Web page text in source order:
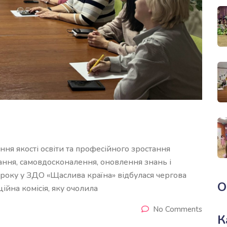
якості освіти та професійного зростання
самовдосконалення, оновлення знань і
у ЗДО «Щаслива країна» відбулася чергова
комісія, яку очолила
No Comments